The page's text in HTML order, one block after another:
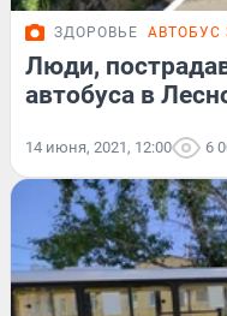
ЗДОРОВЬЕ АВТОБУС
Люди,
автобуса в
14 июня, 2021, 12:00 6